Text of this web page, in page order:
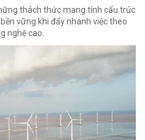
thách thức mang tính cấu trúc
vững khi đẩy nhanh việc theo
nghệ cao.